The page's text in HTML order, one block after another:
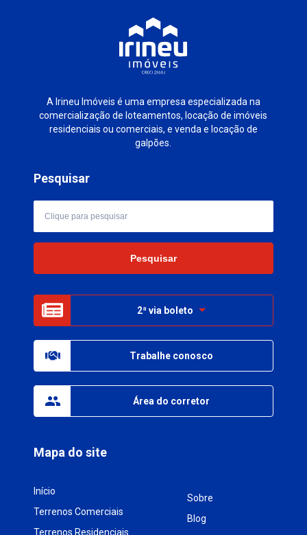
A Irineu Imóveis é uma empresa especializada na
comercialização de loteamentos, locação de imóveis
residenciais ou comerciais, e venda e locação de
galpões.
Mapa do site
Início
Terrenos Comerciais
Terrenos Residenciais
Sobre
Blog
Pesquisar
2ª via boleto
Trabalhe conosco
Área do corretor